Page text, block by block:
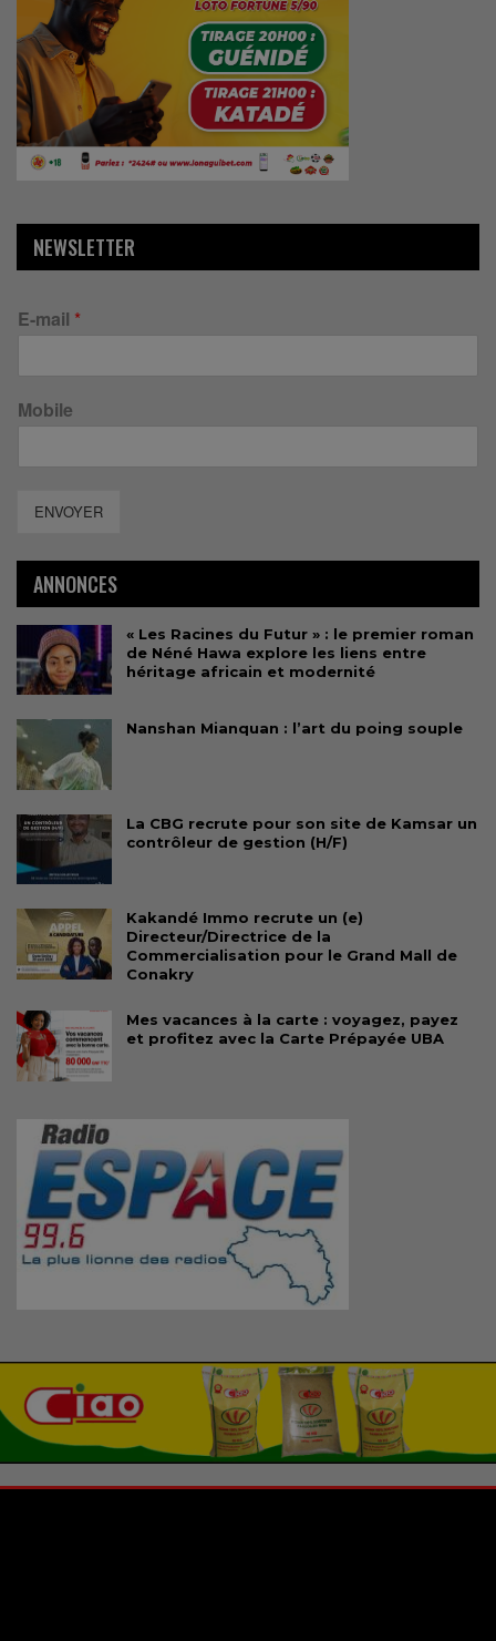
NEWSLETTER
E-mail *
Mobile
ENVOYER
ANNONCES
« Les Racines du Futur » : le premier roman
de Néné Hawa explore les liens entre
héritage africain et modernité
Nanshan Mianquan : l’art du poing souple
La CBG recrute pour son site de Kamsar un
contrôleur de gestion (H/F)
Kakandé Immo recrute un (e)
Directeur/Directrice de la
Commercialisation pour le Grand Mall de
Conakry
Mes vacances à la carte : voyagez, payez
et profitez avec la Carte Prépayée UBA